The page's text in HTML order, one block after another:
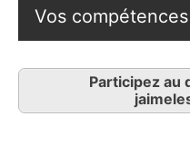
Vos
Participez au